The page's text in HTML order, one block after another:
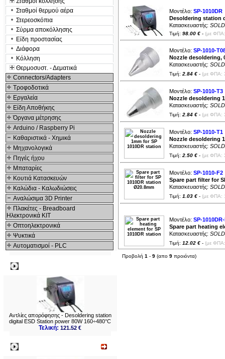
Σταθμοί θερμού αέρα
Στερεοσκόπια
Σύρμα αποκόλλησης
Είδη προστασίας
Διάφορα
Κόλληση
Θερμοσυστ. - Δεματικά
Connectors/Adapters
Τροφοδοτικά
Εργαλεία
Είδη Αποθήκης
Όργανα μέτρησης
Arduino / Raspberry Pi
Καθαριστικά - Χημικά
Μηχανολογικά
Πηγές ήχου
Μπαταρίες
Κουτιά Κατασκευών
Καλώδια - Καλωδιώσεις
Αναλώσιμα 3D Printer
Πλακέτες - Breadboard
Ηλεκτρονικά ΚΙΤ
Οπτοηλεκτρονικά
Ψυκτικά
Αυτοματισμοί - PLC
Αντλίες απορόφησης - Desoldering station
digital ESD Station power 80W 160÷480°C
Τελική:121.52 €
Μοντέλο: SP-1010DR
Desoldering station
Κατασκευαστής:
Τιμή: 98.00 € - (με
Μοντέλο: SP-1010-
Nozzle desoldering,
Κατασκευαστής:
Τιμή: 2.84 € - (με ΦΠΑ:
Μοντέλο: SP-1010-T3
Nozzle desoldering
Κατασκευαστής:
Τιμή: 2.84 € - (με ΦΠΑ:
Μοντέλο: SP-1010-T1
Nozzle desoldering
Κατασκευαστής:
Τιμή: 2.50 € - (με ΦΠΑ:
Μοντέλο: SP-1010-F2
Spare part filter for
Κατασκευαστής:
Τιμή: 1.03 € - (με ΦΠΑ:
Μοντέλο: SP-
Spare part heating
Κατασκευαστής:
Τιμή: 12.02 € - (με
Προβολή 1 - 9 (απο 9 προιόντα)